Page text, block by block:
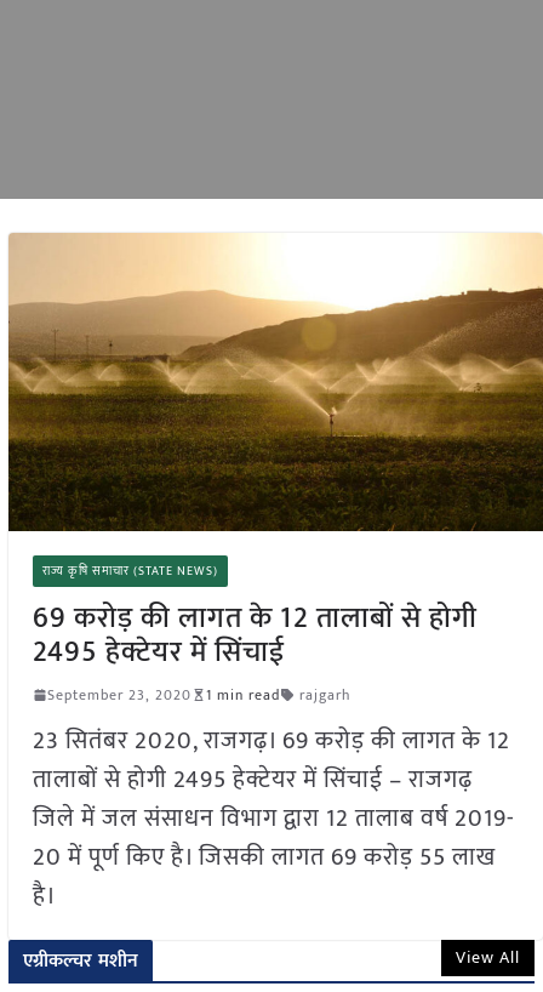
राज्य कृषि समाचार (STATE NEWS)
69 करोड़ की लागत के 12 तालाबों से होगी
2495 हेक्टेयर में सिंचाई
September 23, 2020 1 min read rajgarh
23 सितंबर 2020, राजगढ़। 69 करोड़ की लागत के 12
तालाबों से होगी 2495 हेक्टेयर में सिंचाई – राजगढ़
जिले में जल संसाधन विभाग द्वारा 12 तालाब वर्ष 2019-
20 में पूर्ण किए है। जिसकी लागत 69 करोड़ 55 लाख
है।
एग्रीकल्चर मशीन View All